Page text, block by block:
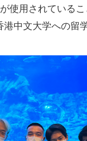
使用されている
中文大学への留